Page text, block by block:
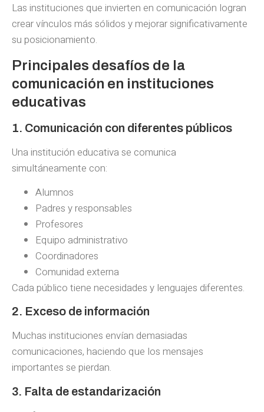
Las instituciones que invierten en comunicación logran
crear vínculos más sólidos y mejorar significativamente
su posicionamiento.
Principales desafíos de la
comunicación en instituciones
educativas
1. Comunicación con diferentes públicos
Una institución educativa se comunica
simultáneamente con:
Alumnos
Padres y responsables
Profesores
Equipo administrativo
Coordinadores
Comunidad externa
Cada público tiene necesidades y lenguajes diferentes.
2. Exceso de información
Muchas instituciones envían demasiadas
comunicaciones, haciendo que los mensajes
importantes se pierdan.
3. Falta de estandarización